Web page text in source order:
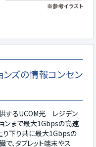
ンズの情報コンセン
供するUCOM光 レジデン
ンまで最大1Gbpsの高速
り下り共に最大1Gbpsの
、タブレット端末やス